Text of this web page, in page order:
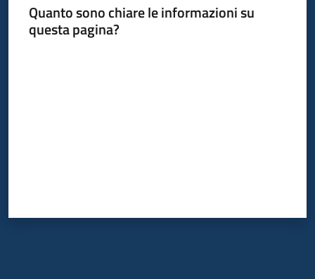
Quanto sono chiare le informazioni su
questa pagina?